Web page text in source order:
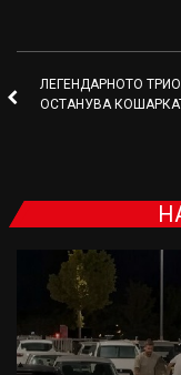
ЛЕГЕНДАРНОТО
ОСТАНУВА